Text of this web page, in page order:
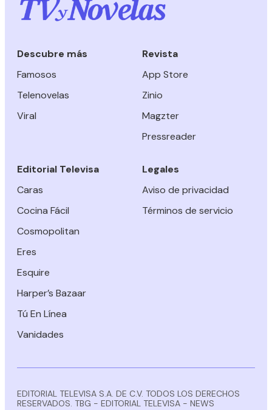
Descubre más
Famosos
Telenovelas
Viral
Revista
App Store
Zinio
Magzter
Pressreader
Editorial Televisa
Caras
Cocina Fácil
Cosmopolitan
Eres
Esquire
Harper’s Bazaar
Tú En Línea
Vanidades
Legales
Aviso de privacidad
Términos de servicio
EDITORIAL TELEVISA S.A. DE C.V. TODOS LOS DERECHOS
RESERVADOS. TBG - EDITORIAL TELEVISA - NEWS